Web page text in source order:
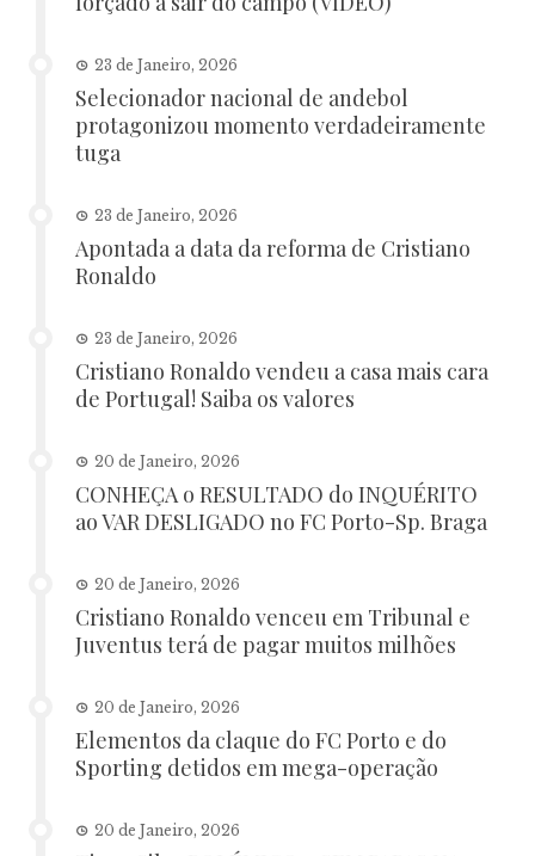
23 de Janeiro, 2026
Selecionador nacional de andebol
protagonizou momento verdadeiramente
tuga
23 de Janeiro, 2026
Apontada a data da reforma de Cristiano
Ronaldo
23 de Janeiro, 2026
Cristiano Ronaldo vendeu a casa mais cara
de Portugal! Saiba os valores
20 de Janeiro, 2026
CONHEÇA o RESULTADO do INQUÉRITO
ao VAR DESLIGADO no FC Porto-Sp. Braga
20 de Janeiro, 2026
Cristiano Ronaldo venceu em Tribunal e
Juventus terá de pagar muitos milhões
20 de Janeiro, 2026
Elementos da claque do FC Porto e do
Sporting detidos em mega-operação
20 de Janeiro, 2026